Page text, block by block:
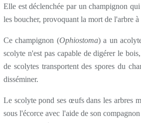
Elle est déclenchée par un champignon
les boucher, provoquant la mort de l'arbre
Ce champignon (Ophiostoma) a un
scolyte n'est pas capable de digérer le
de scolytes transportent des spores du
disséminer.
Le scolyte pond ses œufs dans les arbres
sous l'écorce avec l'aide de son